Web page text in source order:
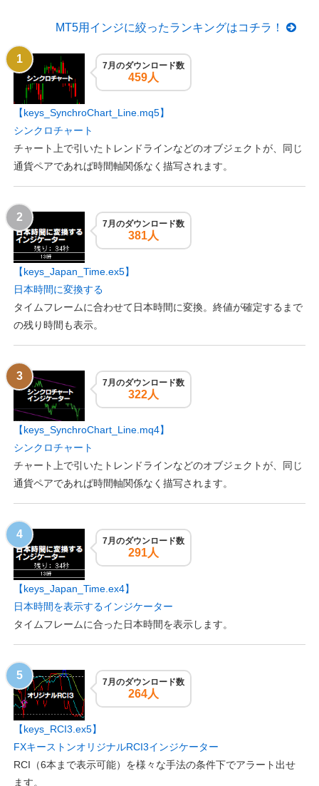
MT5用インジに絞ったランキングはコチラ！
【keys_SynchroChart_Line.mq5】
シンクロチャート
チャート上で引いたトレンドラインなどのオブジェクトが、同じ
通貨ペアであれば時間軸関係なく描写されます。
7月のダウンロード数
459人
【keys_Japan_Time.ex5】
日本時間に変換する
タイムフレームに合わせて日本時間に変換。終値が確定するまで
の残り時間も表示。
7月のダウンロード数
381人
【keys_SynchroChart_Line.mq4】
シンクロチャート
チャート上で引いたトレンドラインなどのオブジェクトが、同じ
通貨ペアであれば時間軸関係なく描写されます。
7月のダウンロード数
322人
【keys_Japan_Time.ex4】
日本時間を表示するインジケーター
タイムフレームに合った日本時間を表示します。
7月のダウンロード数
291人
【keys_RCI3.ex5】
FXキーストンオリジナルRCI3インジケーター
RCI（6本まで表示可能）を様々な手法の条件下でアラート出せ
ます。
7月のダウンロード数
264人